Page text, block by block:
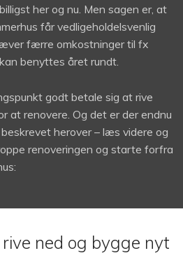
her og nu. Men sagen er, at
får vedligeholdelsvenlig
færre omkostninger til fx
benyttes året rundt.
godt betale sig at rive
at renovere. Og det er der endnu
herover – læs videre og
renoveringen og starte forfra
ned og bygge nyt